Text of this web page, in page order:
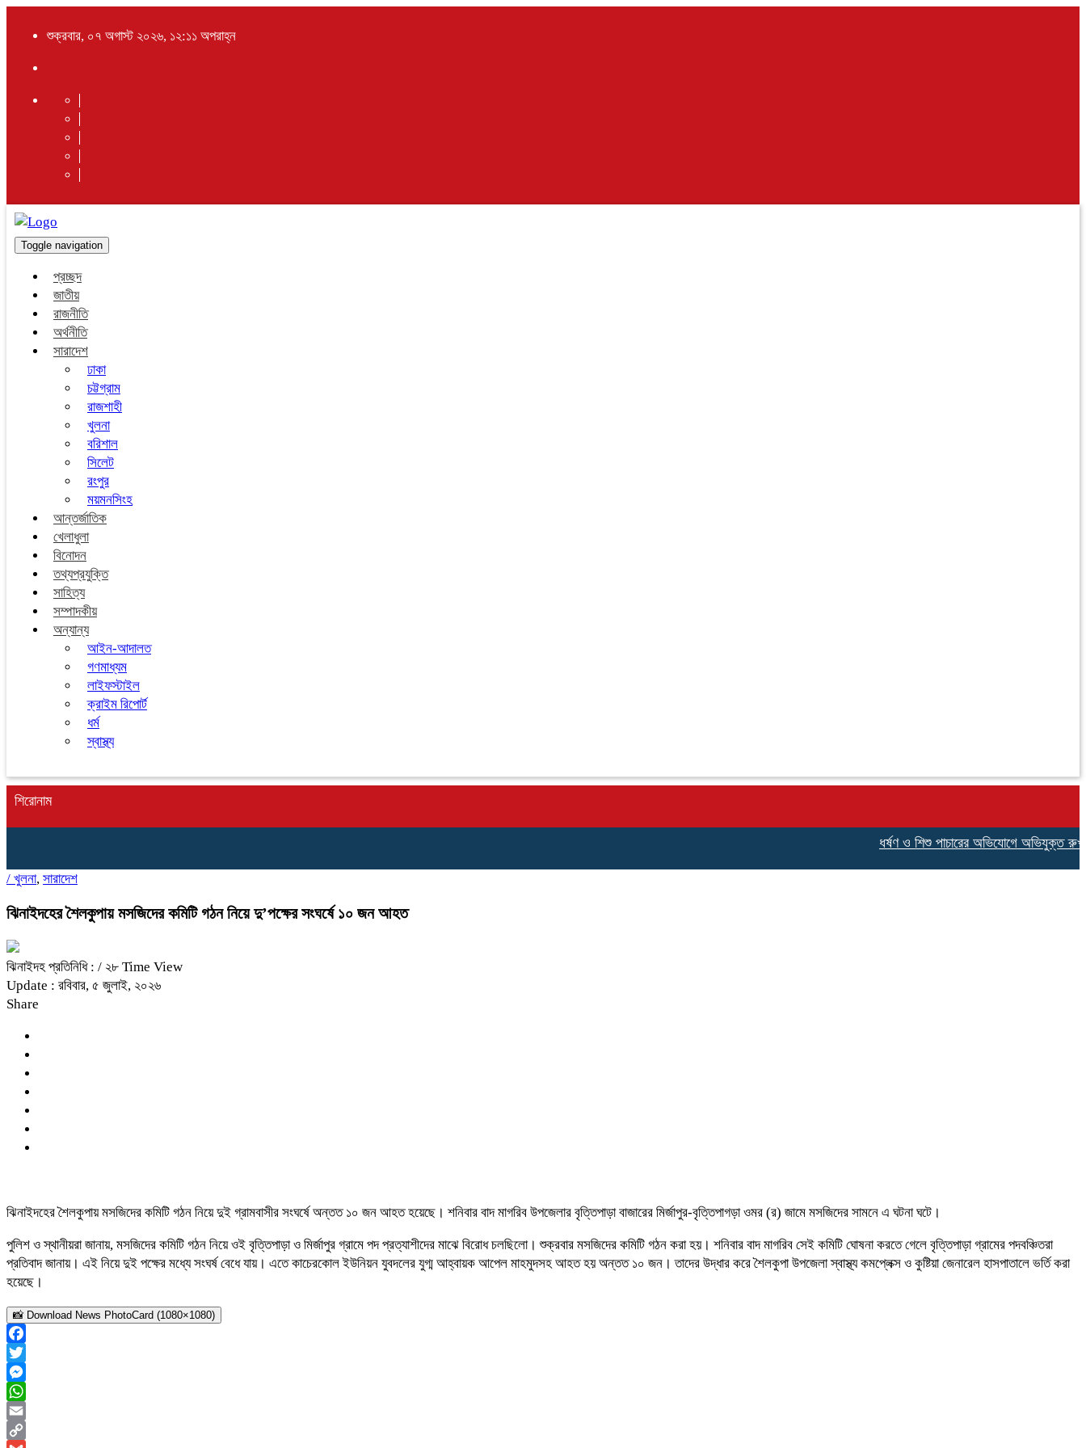
শুক্রবার, ০৭ অগাস্ট ২০২৬, ১২:১১ অপরাহ্ন
Toggle navigation
প্রচ্ছদ
জাতীয়
রাজনীতি
অর্থনীতি
সারাদেশ
ঢাকা
চট্টগ্রাম
রাজশাহী
খুলনা
বরিশাল
সিলেট
রংপুর
ময়মনসিংহ
আন্তর্জাতিক
খেলাধুলা
বিনোদন
তথ্যপ্রযুক্তি
সাহিত্য
সম্পাদকীয়
অন্যান্য
আইন-আদালত
গণমাধ্যম
লাইফস্টাইল
ক্রাইম রিপোর্ট
ধর্ম
স্বাস্থ্য
শিরোনাম
ধর্ষণ ও শিশু পাচারের অভিযোগে অভিযুক্ত রুখসার
/ খুলনা, সারাদেশ
ঝিনাইদহের শৈলকুপায় মসজিদের কমিটি গঠন নিয়ে দু’পক্ষের সংঘর্ষে ১০ জন আহত
ঝিনাইদহ প্রতিনিধি : / ২৮ Time View
Update : রবিবার, ৫ জুলাই, ২০২৬
Share
ঝিনাইদহের শৈলকুপায় মসজিদের কমিটি গঠন নিয়ে দুই গ্রামবাসীর সংঘর্ষে অন্তত ১০ জন আহত হয়েছে। শনিবার বাদ মাগরিব উপজেলার বৃত্তিপাড়া বাজারের মির্জাপুর-বৃত্তিপাগড়া ওমর (র) জামে মসজিদের সামনে এ ঘটনা ঘটে।
পুলিশ ও স্থানীয়রা জানায়, মসজিদের কমিটি গঠন নিয়ে ওই বৃত্তিপাড়া ও মির্জাপুর গ্রামে পদ প্রত্যাশীদের মাঝে বিরোধ চলছিলো। শুক্রবার মসজিদের কমিটি গঠন করা হয়। শনিবার বাদ মাগরিব সেই কমিটি ঘোষনা করতে গেলে বৃত্তিপাড়া গ্রামের পদবঞ্চিতরা
প্রতিবাদ জানায়। এই নিয়ে দুই পক্ষের মধ্যে সংঘর্ষ বেধে যায়। এতে কাচেরকোল ইউনিয়ন যুবদলের যুগ্ম আহ্বায়ক আপেল মাহমুদসহ আহত হয় অন্তত ১০ জন। তাদের উদ্ধার করে শৈলকুপা উপজেলা স্বাস্থ্য কমপ্লেক্স ও কুষ্টিয়া জেনারেল হাসপাতালে ভর্তি করা
হয়েছে।
📸 Download News PhotoCard (1080×1080)
Facebook
Twitter
Messenger
WhatsApp
Email